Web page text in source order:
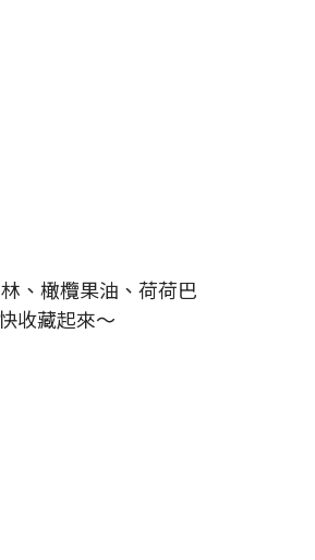
、橄欖果油、荷荷巴
收藏起來～